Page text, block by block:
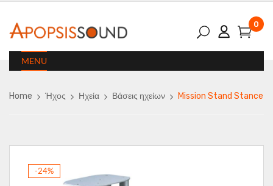
0
MENU
Home Ήχος Ηχεία Βάσεις ηχείων Mission Stand Stance
-24%